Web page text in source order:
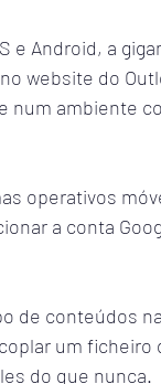
e Android, a
website do
num ambiente
operativos
a conta
de conteúdos
um ficheiro
do que nunca.